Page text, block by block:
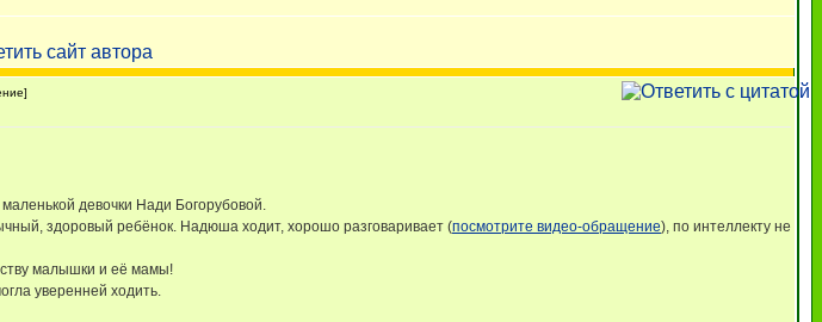
девочки Нади Богорубовой.
здоровый ребёнок. Надюша ходит, хорошо разговаривает (посмотрите видео-обращение), по интеллекту не
малышки и её мамы!
уверенней ходить.